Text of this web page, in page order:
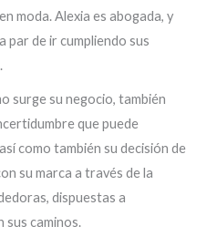
moda. Alexia es abogada, y
par de ir cumpliendo sus
surge su negocio, también
que puede
como también su decisión de
su marca a través de la
dispuestas a
sus caminos.